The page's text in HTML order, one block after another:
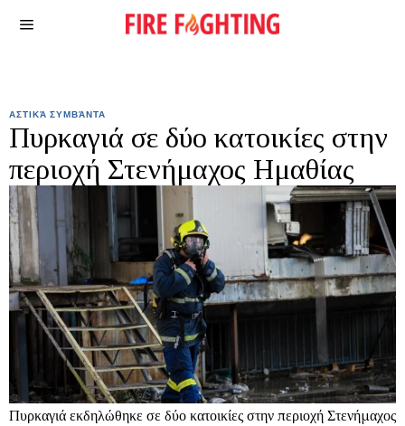
ΑΣΤΙΚΆ ΣΥΜΒΆΝΤΑ
Πυρκαγιά σε δύο κατοικίες στην
περιοχή Στενήμαχος Ημαθίας
Πυρκαγιά εκδηλώθηκε σε δύο κατοικίες στην περιοχή Στενήμαχος